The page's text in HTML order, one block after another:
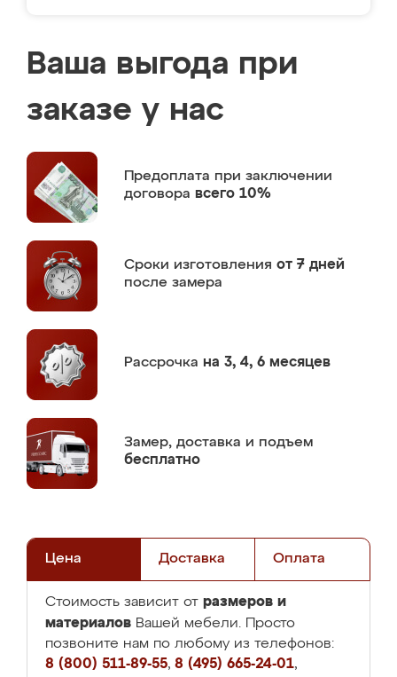
Ваша выгода при
заказе у нас
Предоплата при заключении
договора всего 10%
Сроки изготовления от 7 дней
после замера
Рассрочка на 3, 4, 6 месяцев
Замер, доставка и подъем
бесплатно
Цена Доставка Оплата
Стоимость зависит от размеров и
материалов Вашей мебели. Просто
позвоните нам по любому из телефонов:
8 (800) 511-89-55, 8 (495) 665-24-01,